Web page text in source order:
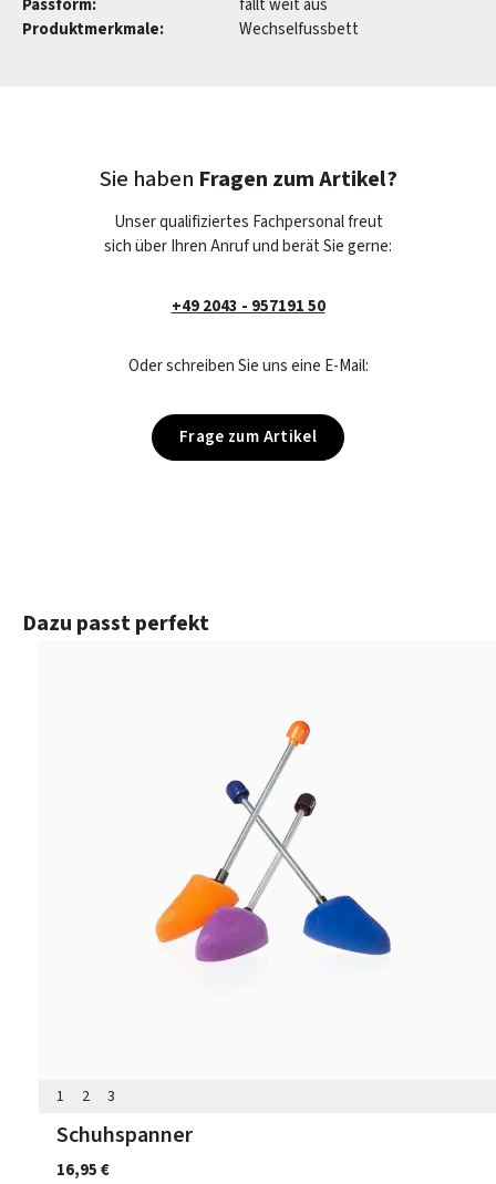
Passform:
fällt weit aus
Produktmerkmale:
Wechselfussbett
Sie haben Fragen zum Artikel?
Unser qualifiziertes Fachpersonal freut
sich über Ihren Anruf und berät Sie gerne:
+49 2043 - 957191 50
Oder schreiben Sie uns eine E-Mail:
Frage zum Artikel
Produktgalerie überspringen
Dazu passt perfekt
1 2 3
Schuhspanner
16,95 €